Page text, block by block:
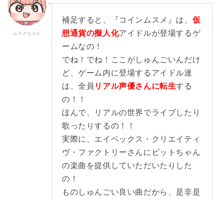
補足すると、『コインムスメ』は、 仮
想通貨の擬人化アイドルが登場するゲ
ームなの！
でね！でね！ここがしゅんごいんだけ
ど、ゲーム内に登場するアイドル達
は、全員 リアル声優さんに転生する
の！！
ほんで、リアルの世界でライブしたり
歌ったりするの！！
実際に、エイベックス・クリエイティ
ヴ・ファクトリーさんにビットちゃん
の楽曲を提供していただいたりした
の！
ものしゅんごい良い曲だから、是非是